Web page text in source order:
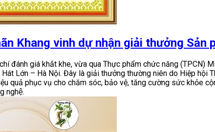
Khang vinh dự nhận giải thưởng Sản
đánh giá khắt khe, vừa qua Thực phẩm chức năng (TPCN)
Lớn – Hà Nội. Đây là giải thưởng thường niên do Hiệp
quả phục vụ cho chăm sóc, bảo vệ, tăng cường sức khỏe
nghệ.